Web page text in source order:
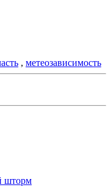
, метеозависимость